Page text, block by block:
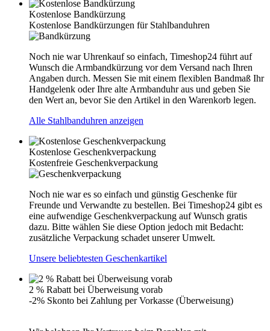
Kostenlose Bandkürzung
Kostenlose Bandkürzungen für Stahlbanduhren
Noch nie war Uhrenkauf so einfach, Timeshop24 führt auf
Wunsch die Armbandkürzung vor dem Versand nach Ihren
Angaben durch. Messen Sie mit einem flexiblen Bandmaß Ihr
Handgelenk oder Ihre alte Armbanduhr aus und geben Sie
den Wert an, bevor Sie den Artikel in den Warenkorb legen.
Alle Stahlbanduhren anzeigen
Kostenlose Geschenkverpackung
Kostenfreie Geschenkverpackung
Noch nie war es so einfach und günstig Geschenke für
Freunde und Verwandte zu bestellen. Bei Timeshop24 gibt es
eine aufwendige Geschenkverpackung auf Wunsch gratis
dazu. Bitte wählen Sie diese Option jedoch mit Bedacht:
zusätzliche Verpackung schadet unserer Umwelt.
Unsere beliebtesten Geschenkartikel
2 % Rabatt bei Überweisung vorab
-2% Skonto bei Zahlung per Vorkasse (Überweisung)